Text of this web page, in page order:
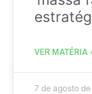
VER MATÉRIA
7 de agosto